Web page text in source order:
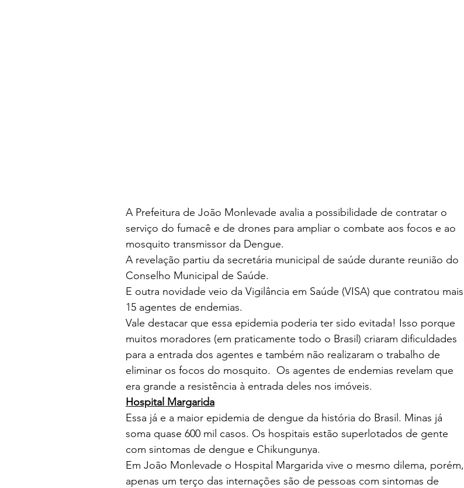
A Prefeitura de João Monlevade avalia a possibilidade de contratar o
serviço do fumacê e de drones para ampliar o combate aos focos e ao
mosquito transmissor da Dengue.
A revelação partiu da secretária municipal de saúde durante reunião do
Conselho Municipal de Saúde.
E outra novidade veio da Vigilância em Saúde (VISA) que contratou mais
15 agentes de endemias.
Vale destacar que essa epidemia poderia ter sido evitada! Isso porque
muitos moradores (em praticamente todo o Brasil) criaram dificuldades
para a entrada dos agentes e também não realizaram o trabalho de
eliminar os focos do mosquito. Os agentes de endemias revelam que
era grande a resistência à entrada deles nos imóveis.
Hospital Margarida
Essa já e a maior epidemia de dengue da história do Brasil. Minas já
soma quase 600 mil casos. Os hospitais estão superlotados de gente
com sintomas de dengue e Chikungunya.
Em João Monlevade o Hospital Margarida vive o mesmo dilema, porém,
apenas um terço das internações são de pessoas com sintomas de